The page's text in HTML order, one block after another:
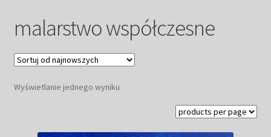
malarstwo współczesne
Wyświetlanie jednego wyniku